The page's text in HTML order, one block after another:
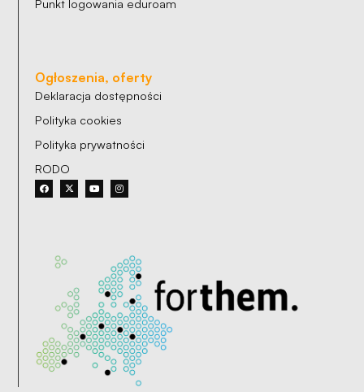
Punkt logowania eduroam
Ogłoszenia, oferty
Deklaracja dostępności
Polityka cookies
Polityka prywatności
RODO